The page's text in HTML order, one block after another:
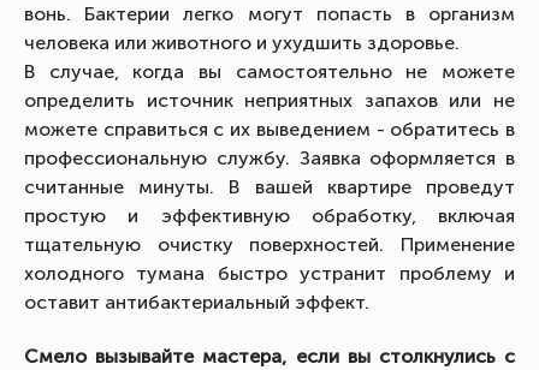
вонь. Бактерии легко могут попасть в организм
человека или животного и ухудшить здоровье.
В случае, когда вы самостоятельно не можете
определить источник неприятных запахов или не
можете справиться с их выведением - обратитесь в
профессиональную службу. Заявка оформляется в
считанные минуты. В вашей квартире проведут
простую и эффективную обработку, включая
тщательную очистку поверхностей. Применение
холодного тумана быстро устранит проблему и
оставит антибактериальный эффект.
Смело вызывайте мастера, если вы столкнулись с